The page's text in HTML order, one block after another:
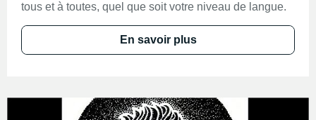
tous et à toutes, quel que soit votre niveau de langue.
En savoir plus